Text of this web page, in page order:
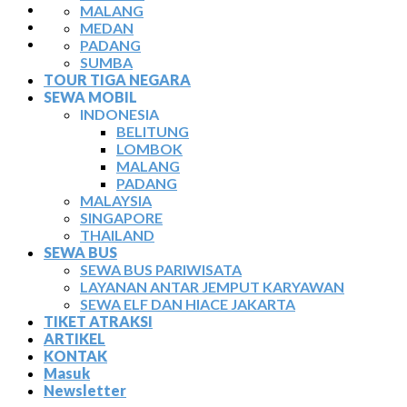
TIKET ATRAKSI
ARTIKEL
KONTAK
MALANG
MEDAN
PADANG
SUMBA
TOUR TIGA NEGARA
SEWA MOBIL
INDONESIA
BELITUNG
LOMBOK
MALANG
PADANG
MALAYSIA
SINGAPORE
THAILAND
SEWA BUS
SEWA BUS PARIWISATA
LAYANAN ANTAR JEMPUT KARYAWAN
SEWA ELF DAN HIACE JAKARTA
TIKET ATRAKSI
ARTIKEL
KONTAK
Masuk
Newsletter